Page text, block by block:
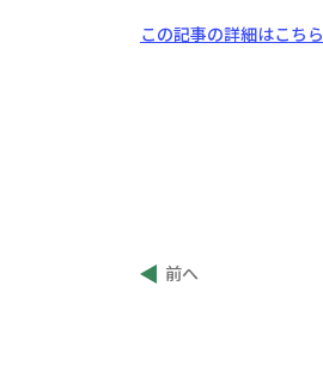
この記事の詳細はこちら
投 前へ